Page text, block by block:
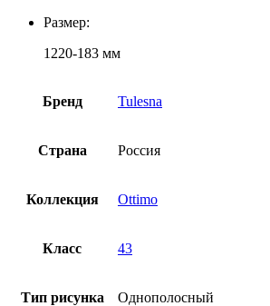
Размер:
1220-183 мм
Бренд Tulesna
Страна Россия
Коллекция Ottimo
Класс 43
Тип рисунка Однополосный